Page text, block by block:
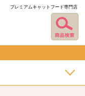
プレミアムキャットフード専門店